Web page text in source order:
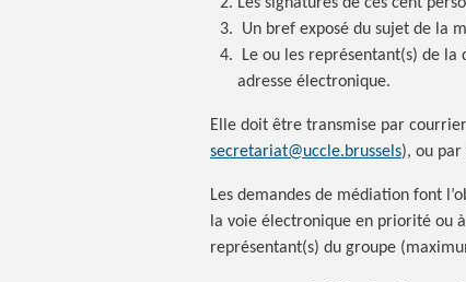
Un bref exposé du sujet de la
Le ou les représentant(s) de
adresse électronique.
Elle doit être transmise par
secretariat@uccle.brussels), ou
Les demandes de médiation font
la voie électronique en priorité ou
représentant(s) du groupe